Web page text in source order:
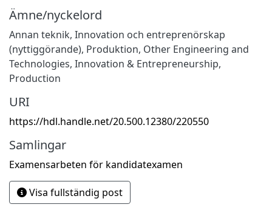
Ämne/nyckelord
Annan teknik, Innovation och entreprenörskap
(nyttiggörande), Produktion, Other Engineering and
Technologies, Innovation & Entrepreneurship,
Production
URI
https://hdl.handle.net/20.500.12380/220550
Samlingar
Examensarbeten för kandidatexamen
Visa fullständig post